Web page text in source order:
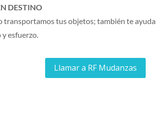
DESTINO
transportamos tus objetos; también te
esfuerzo.
Llamar a RF Mudanzas